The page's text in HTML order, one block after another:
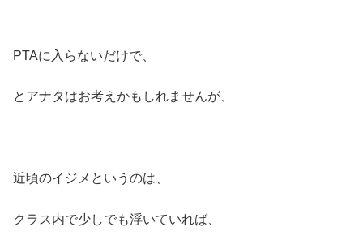
PTAに入らないだけで、
とアナタはお考えかもしれませんが、
近頃のイジメというのは、
クラス内で少しでも浮いていれば、